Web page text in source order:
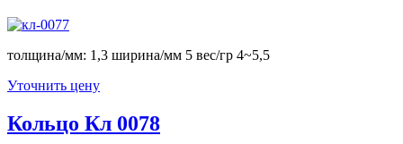
толщина/мм: 1,3 ширина/мм 5 вес/гр 4~5,5
Уточнить цену
Кольцо Кл 0078